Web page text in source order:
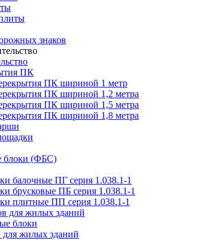
знаков
ПК
ПК шириной 1 метр
ПК шириной 1,2 метра
ПК шириной 1,5 метра
ПК шириной 1,8 метра
блоки (ФБС)
балочные ПГ серия 1.038.1-1
брусковые ПБ серия 1.038.1-1
плитные ПП серия 1.038.1-1
для жилых зданий
блоки
жилых зданий